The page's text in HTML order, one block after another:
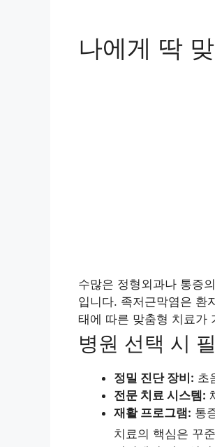
나에게 딱
수많은 정형외과나 통증
입니다. 족저근막염은 환
태에 따른 맞춤형 치료가
병원 선택 시
정밀 진단 장비: 초
전문 치료 시스템:
재활 프로그램: 통
치료의 핵심은 꾸